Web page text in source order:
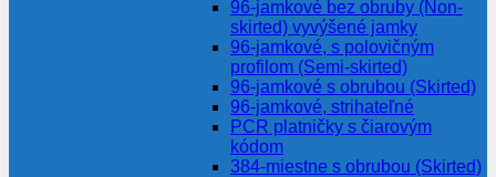
96-jamkové bez obruby (Non-
skirted) vyvýšené jamky
96-jamkové, s polovičným
profilom (Semi-skirted)
96-jamkové s obrubou (Skirted)
96-jamkové, strihateľné
PCR platničky s čiarovým
kódom
384-miestne s obrubou (Skirted)